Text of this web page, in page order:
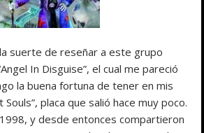
suerte de reseñar a este grupo
In Disguise”, el cual me pareció
la buena fortuna de tener en mis
Souls”, placa que salió hace muy poco.
y desde entonces compartieron